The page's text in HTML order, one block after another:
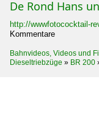
De Rond Hans
http://wwwfotococktail-
Kommentare
Bahnvideos, Videos und
Dieseltriebzüge » BR 200